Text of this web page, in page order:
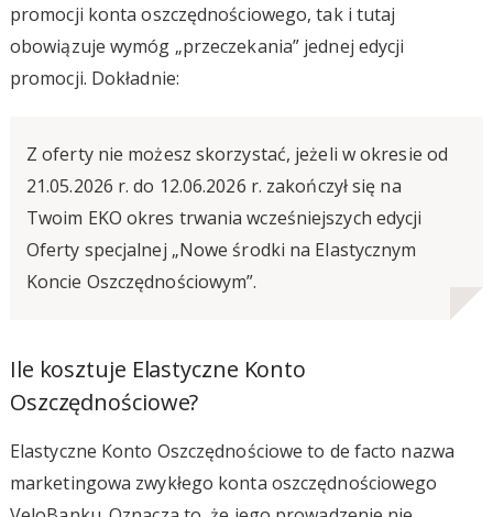
promocji konta oszczędnościowego, tak i tutaj
obowiązuje wymóg „przeczekania” jednej edycji
promocji. Dokładnie:
Z oferty nie możesz skorzystać, jeżeli w okresie od
21.05.2026 r. do 12.06.2026 r. zakończył się na
Twoim EKO okres trwania wcześniejszych edycji
Oferty specjalnej „Nowe środki na Elastycznym
Koncie Oszczędnościowym”.
Ile kosztuje Elastyczne Konto
Oszczędnościowe?
Elastyczne Konto Oszczędnościowe to de facto nazwa
marketingowa zwykłego konta oszczędnościowego